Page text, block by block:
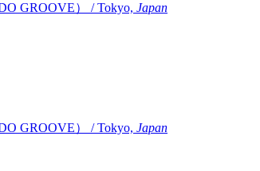
GROOVE） / Tokyo, Japan
GROOVE） / Tokyo, Japan